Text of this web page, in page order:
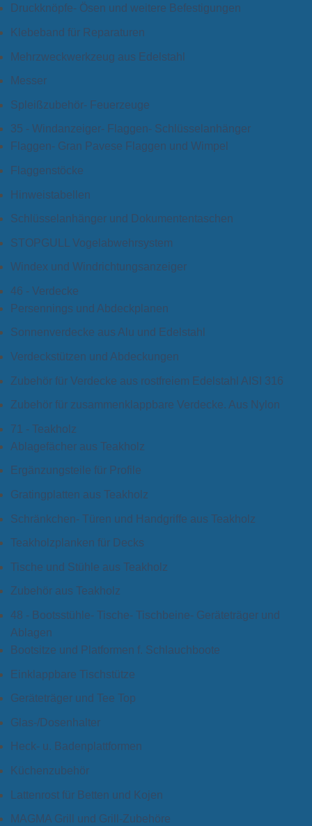
Druckknöpfe- Ösen und weitere Befestigungen
Klebeband für Reparaturen
Mehrzweckwerkzeug aus Edelstahl
Messer
Spleißzubehör- Feuerzeuge
35 - Windanzeiger- Flaggen- Schlüsselanhänger
Flaggen- Gran Pavese Flaggen und Wimpel
Flaggenstöcke
Hinweistabellen
Schlüsselanhänger und Dokumententaschen
STOPGULL Vogelabwehrsystem
Windex und Windrichtungsanzeiger
46 - Verdecke
Persennings und Abdeckplanen
Sonnenverdecke aus Alu und Edelstahl
Verdeckstützen und Abdeckungen
Zubehör für Verdecke aus rostfreiem Edelstahl AISI 316
Zubehör für zusammenklappbare Verdecke. Aus Nylon
71 - Teakholz
Ablagefächer aus Teakholz
Ergänzungsteile für Profile
Gratingplatten aus Teakholz
Schränkchen- Türen und Handgriffe aus Teakholz
Teakholzplanken für Decks
Tische und Stühle aus Teakholz
Zubehör aus Teakholz
48 - Bootsstühle- Tische- Tischbeine- Geräteträger und
Ablagen
Bootsitze und Platformen f. Schlauchboote
Einklappbare Tischstütze
Geräteträger und Tee Top
Glas-/Dosenhalter
Heck- u. Badenplattformen
Küchenzubehör
Lattenrost für Betten und Kojen
MAGMA Grill und Grill-Zubehöre